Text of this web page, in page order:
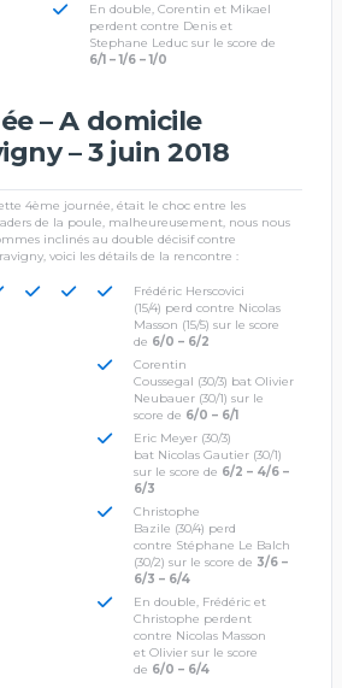
En double, Corentin et Mikael
perdent contre Denis et
Stephane Leduc sur le score de
6/1 – 1/6 – 1/0
– A domicile
– 3 juin 2018
4ème journée, était le choc entre les
de la poule, malheureusement, nous nous
inclinés au double décisif contre
voici les détails de la rencontre :
Frédéric Herscovici
(15/4) perd contre Nicolas
Masson (15/5) sur le score
de 6/0 – 6/2
Corentin
Coussegal (30/3) bat Olivier
Neubauer (30/1) sur le
score de 6/0 – 6/1
Eric Meyer (30/3)
bat Nicolas Gautier (30/1)
sur le score de 6/2 – 4/6 –
6/3
Christophe
Bazile (30/4) perd
contre Stéphane Le Balch
(30/2) sur le score de 3/6 –
6/3 – 6/4
En double, Frédéric et
Christophe perdent
contre Nicolas Masson
et Olivier sur le score
de 6/0 – 6/4